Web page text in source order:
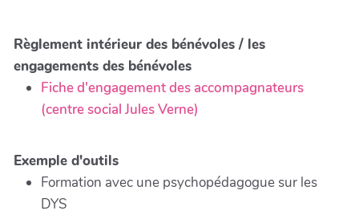
Règlement intérieur des bénévoles / les
engagements des bénévoles
Fiche d'engagement des accompagnateurs
(centre social Jules Verne)
Exemple d'outils
Formation avec une psychopédagogue sur les
DYS